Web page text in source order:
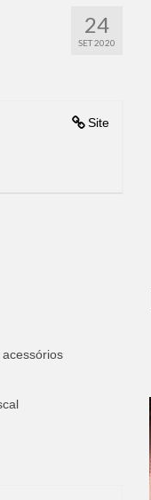
24
SET 2020
Site